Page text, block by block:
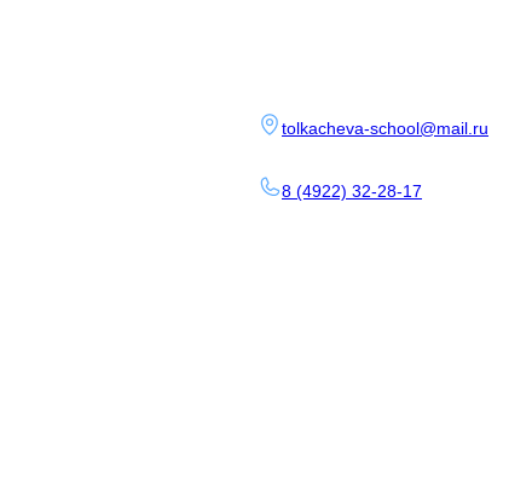
tolkacheva-school@mail.ru
8 (4922) 32-28-17